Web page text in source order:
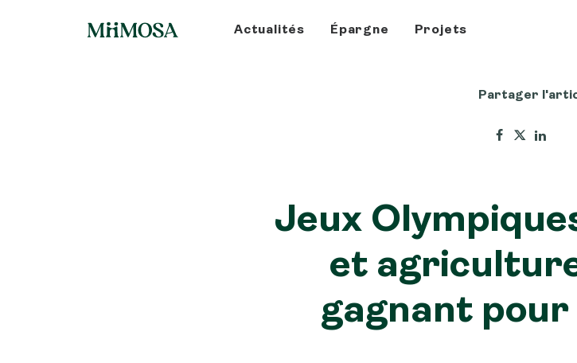
Actualités Épargne Projets
Partager
Jeux
et
gagnant pour